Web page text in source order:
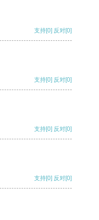
支持[0] 反对[0]
支持[0] 反对[0]
支持[0] 反对[0]
支持[0] 反对[0]